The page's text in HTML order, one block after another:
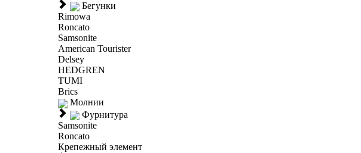
Бегунки
Rimowa
Roncato
Samsonite
American Tourister
Delsey
HEDGREN
TUMI
Brics
Молнии
Фурнитура
Samsonite
Roncato
Крепежный элемент